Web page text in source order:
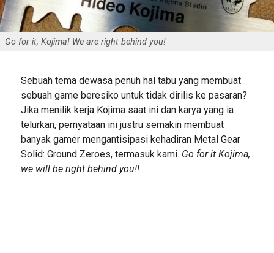
Go for it, Kojima! We are right behind you!
Sebuah tema dewasa penuh hal tabu yang membuat
sebuah game beresiko untuk tidak dirilis ke pasaran?
Jika menilik kerja Kojima saat ini dan karya yang ia
telurkan, pernyataan ini justru semakin membuat
banyak gamer mengantisipasi kehadiran Metal Gear
Solid: Ground Zeroes, termasuk kami. Go for it Kojima,
we will be right behind you!!